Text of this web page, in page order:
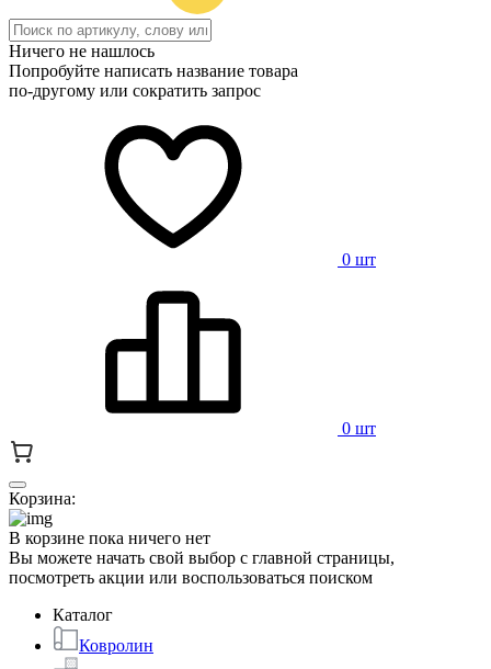
Ничего не нашлось
Попробуйте написать название товара
по-другому или сократить запрос
0 шт
0 шт
Корзина:
В корзине пока ничего нет
Вы можете начать свой выбор с главной страницы,
посмотреть акции или воспользоваться поиском
Каталог
Ковролин